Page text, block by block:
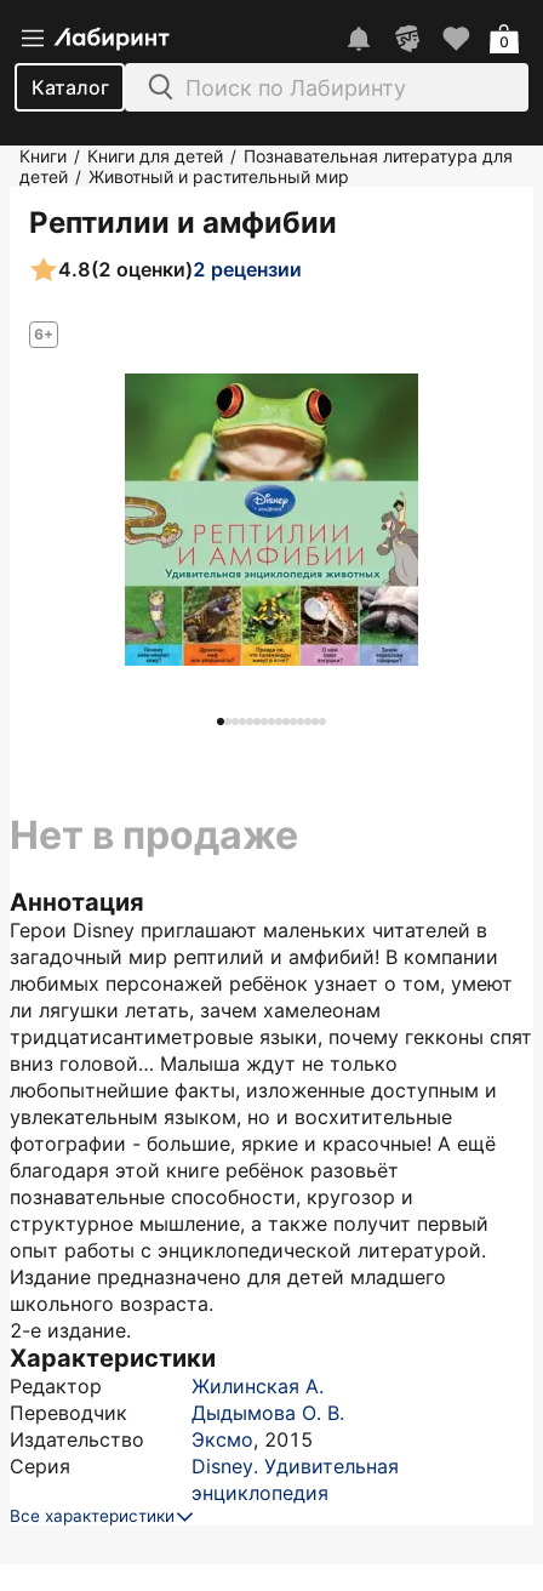
Каталог
0
Книги / Книги для детей / Познавательная литература для
детей / Животный и растительный мир
Рептилии и амфибии
6+
4.8(2 оценки)2 рецензии
Аннотация
Герои Disney приглашают маленьких читателей в
загадочный мир рептилий и амфибий! В компании
любимых персонажей ребёнок узнает о том, умеют
ли лягушки летать, зачем хамелеонам
тридцатисантиметровые языки, почему гекконы спят
вниз головой… Малыша ждут не только
любопытнейшие факты, изложенные доступным и
увлекательным языком, но и восхитительные
фотографии - большие, яркие и красочные! А ещё
благодаря этой книге ребёнок разовьёт
познавательные способности, кругозор и
структурное мышление, а также получит первый
опыт работы с энциклопедической литературой.
Издание предназначено для детей младшего
школьного возраста.
2-е издание.
Характеристики
Редактор
Жилинская А.
Переводчик
Дыдымова О. В.
Издательство
Эксмо, 2015
Серия
Disney. Удивительная
энциклопедия
Все характеристики
Нет в продаже